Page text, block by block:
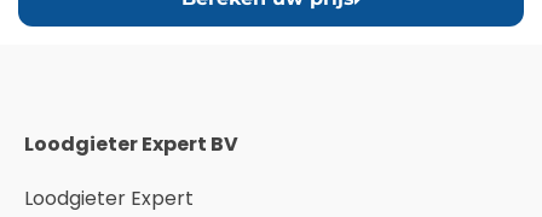
Loodgieter Expert BV
Loodgieter Expert